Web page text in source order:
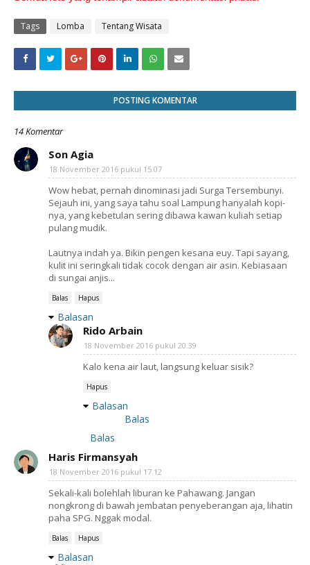
Tags Lomba Tentang Wisata
POSTING KOMENTAR
14 Komentar
Son Agia
18 November 2016 pukul 15.07
Wow hebat, pernah dinominasi jadi Surga Tersembunyi.
Sejauh ini, yang saya tahu soal Lampung hanyalah kopi-
nya, yang kebetulan sering dibawa kawan kuliah setiap
pulang mudik.
Lautnya indah ya. Bikin pengen kesana euy. Tapi sayang,
kulit ini seringkali tidak cocok dengan air asin. Kebiasaan
di sungai anjis...
Balas Hapus
Balasan
Rido Arbain
18 November 2016 pukul 20.39
Kalo kena air laut, langsung keluar sisik?
Hapus
Balasan
Balas
Balas
Haris Firmansyah
18 November 2016 pukul 17.12
Sekali-kali bolehlah liburan ke Pahawang. Jangan
nongkrong di bawah jembatan penyeberangan aja, lihatin
paha SPG. Nggak modal.
Balas Hapus
Balasan